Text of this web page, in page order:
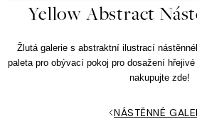
Yellow Abstract
Žlutá galerie s abstraktní ilustrací
paleta pro obývací pokoj pro dosažení
nakupujte zde!
NÁSTĚNNÉ